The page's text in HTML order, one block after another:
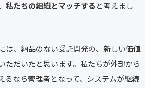
私たちの組織とマッチする と考えまし
は、納品のない受託開発の、新しい価値
ただいたと思います。私たちが外部から
るなら管理者となって、システムが継続